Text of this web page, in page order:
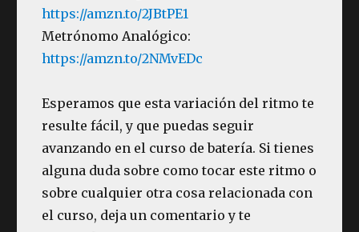
https://amzn.to/2JBtPE1
Metrónomo Analógico:
https://amzn.to/2NMvEDc
Esperamos que esta variación del ritmo te
resulte fácil, y que puedas seguir
avanzando en el curso de batería. Si tienes
alguna duda sobre como tocar este ritmo o
sobre cualquier otra cosa relacionada con
el curso, deja un comentario y te